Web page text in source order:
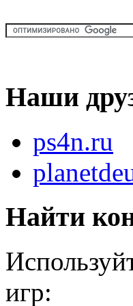
Наши
ps4n.ru
Найти
игр: